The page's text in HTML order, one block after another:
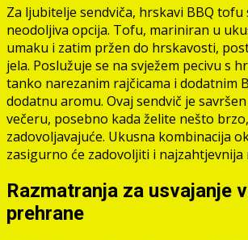
Za ljubitelje sendviča, hrskavi BBQ tofu
neodoljiva opcija. Tofu, mariniran u
umaku i zatim pržen do hrskavosti,
jela. Poslužuje se na svježem pecivu s
tanko narezanim rajčicama i dodatnim
dodatnu aromu. Ovaj sendvič je
večeru, posebno kada želite nešto
zadovoljavajuće. Ukusna kombinacija
zasigurno će zadovoljiti i najzahtjevnija
Razmatranja za usvajanje
prehrane